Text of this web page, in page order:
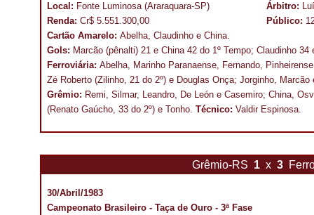
Local: Fonte Luminosa (Araraquara-SP) Árbitro:
Renda: Cr$ 5.551.300,00 Público:
Cartão Amarelo: Abelha, Claudinho e China.
Gols: Marcão (pênalti) 21 e China 42 do 1º Tempo; Claudinho
Ferroviária: Abelha, Marinho Paranaense, Fernando,
Zé Roberto (Zilinho, 21 do 2º) e Douglas Onça; Jorginho,
Grêmio: Remi, Silmar, Leandro, De León e Casemiro; China,
(Renato Gaúcho, 33 do 2º) e Tonho. Técnico: Valdir Espinosa.
Grêmio-RS 1 x 3
30/Abril/1983
Campeonato Brasileiro - Taça de Ouro - 3ª Fase